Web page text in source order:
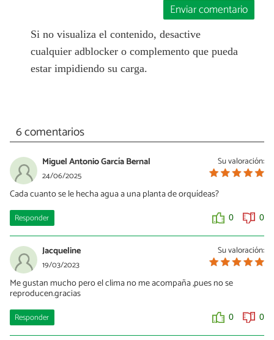
Enviar comentario
Si no visualiza el contenido, desactive
cualquier adblocker o complemento que pueda
estar impidiendo su carga.
6 comentarios
Su valoración:
Miguel Antonio García Bernal
24/06/2025
Cada cuanto se le hecha agua a una planta de orquídeas?
Responder 0 0
Su valoración:
Jacqueline
19/03/2023
Me gustan mucho pero el clima no me acompaña ,pues no se
reproducen.gracias
Responder 0 0